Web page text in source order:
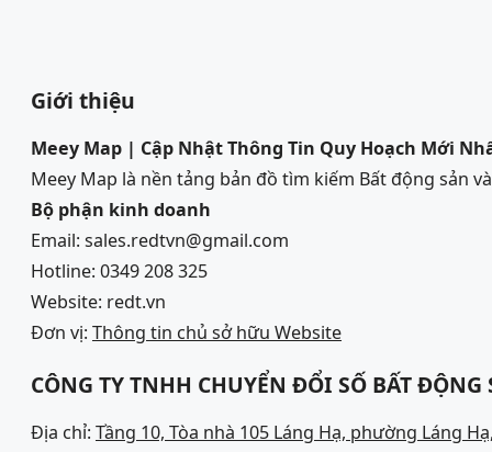
Giới thiệu
Meey Map | Cập Nhật Thông Tin Quy Hoạch Mới
Meey Map là nền tảng bản đồ tìm kiếm Bất động sản
Bộ phận kinh doanh
Email: sales.redtvn@gmail.com
Hotline: 0349 208 325
Website: redt.vn
Đơn vị: Thông tin chủ sở hữu Website
CÔNG TY TNHH CHUYỂN ĐỔI SỐ BẤT ĐỘNG
Địa chỉ: Tầng 10, Tòa nhà 105 Láng Hạ, phường Láng